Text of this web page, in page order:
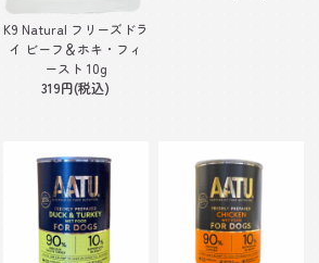
K9 Natural フリーズドラ
イ ビーフ＆ホキ・フィ
ースト 10g
319円(税込)